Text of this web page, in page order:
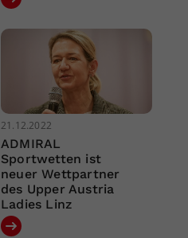
21.12.2022
ADMIRAL
Sportwetten ist
neuer Wettpartner
des Upper Austria
Ladies Linz